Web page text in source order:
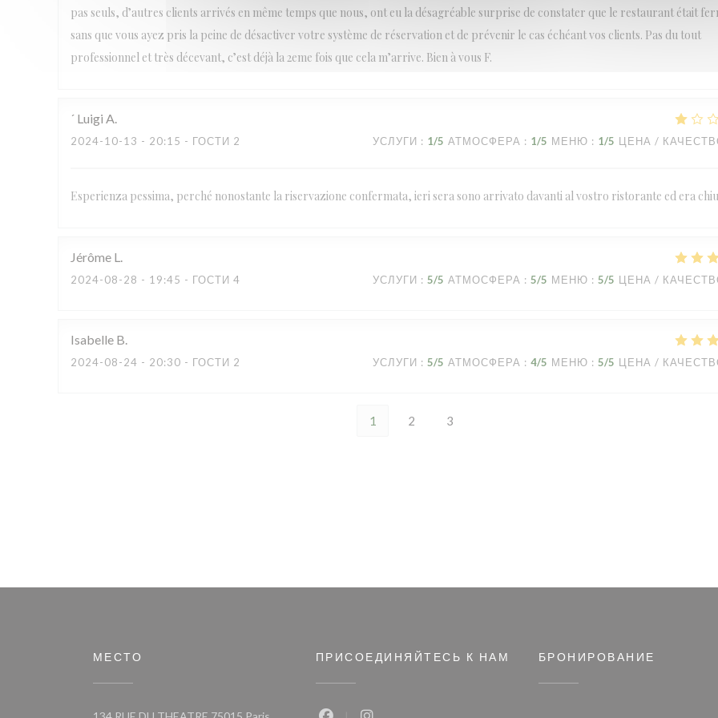
pas seuls, d’autres clients arrivés en même temps que nous, ont eu la désagréable surprise de constater que le restaurant était
sans que vous ayez pris la peine de désactiver votre système de réservation et de prévenir le cas échéant vos clients. Pas du tout
professionnel et très décevant, c’est déjà la 2eme fois que cela m’arrive. Bien à vous F.
´ Luigi A
2024-10-13 - 20:15 - ГОСТИ 2 УСЛУГИ : 1/5 АТМОСФЕРА : 1/5 МЕНЮ : 1/5 ЦЕНА /
Esperienza pessima, perché nonostante la riservazione confermata, ieri sera sono arrivato davanti al vostro ristorante ed era
Jérôme L
2024-08-28 - 19:45 - ГОСТИ 4 УСЛУГИ : 5/5 АТМОСФЕРА : 5/5 МЕНЮ : 5/5 ЦЕНА /
Isabelle B
2024-08-24 - 20:30 - ГОСТИ 2 УСЛУГИ : 5/5 АТМОСФЕРА : 4/5 МЕНЮ : 5/5 ЦЕНА /
1 2 3
МЕСТО
((открывается в новом окне))
ПРИСОЕДИНЯЙТЕСЬ К НАМ БРОНИРОВАНИЕ